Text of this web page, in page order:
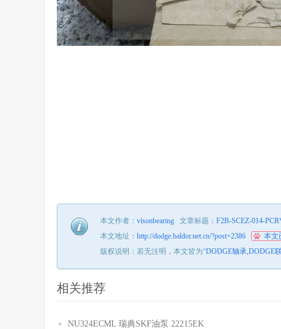
本文作者： visonbearing 文章标题： F2B-SCEZ-014-
本文地址： http://dodge.baldor.net.cn/?post=2386
本文
版权说明：若无注明，本文皆为“DODGE轴承,DODGE
相关推荐
NU324ECML 瑞典SKF油泵 22215EK